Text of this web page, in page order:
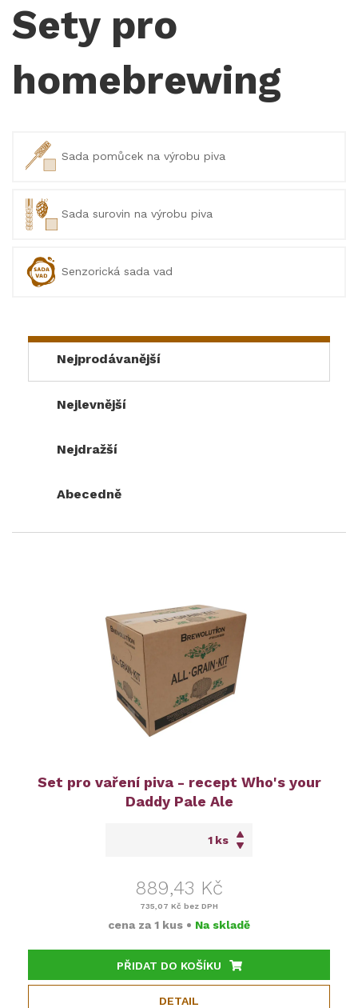
Sety pro
homebrewing
Sada pomůcek na výrobu piva
Sada surovin na výrobu piva
Senzorická sada vad
Nejprodávanější
Nejlevnější
Nejdražší
Abecedně
Set pro vaření piva - recept Who's your
Daddy Pale Ale
ks
889,43 Kč
735,07 Kč bez DPH
cena za 1 kus • Na skladě
PŘIDAT DO KOŠÍKU
DETAIL